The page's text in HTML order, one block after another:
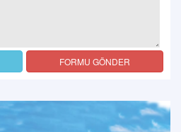
FORMU GÖNDER